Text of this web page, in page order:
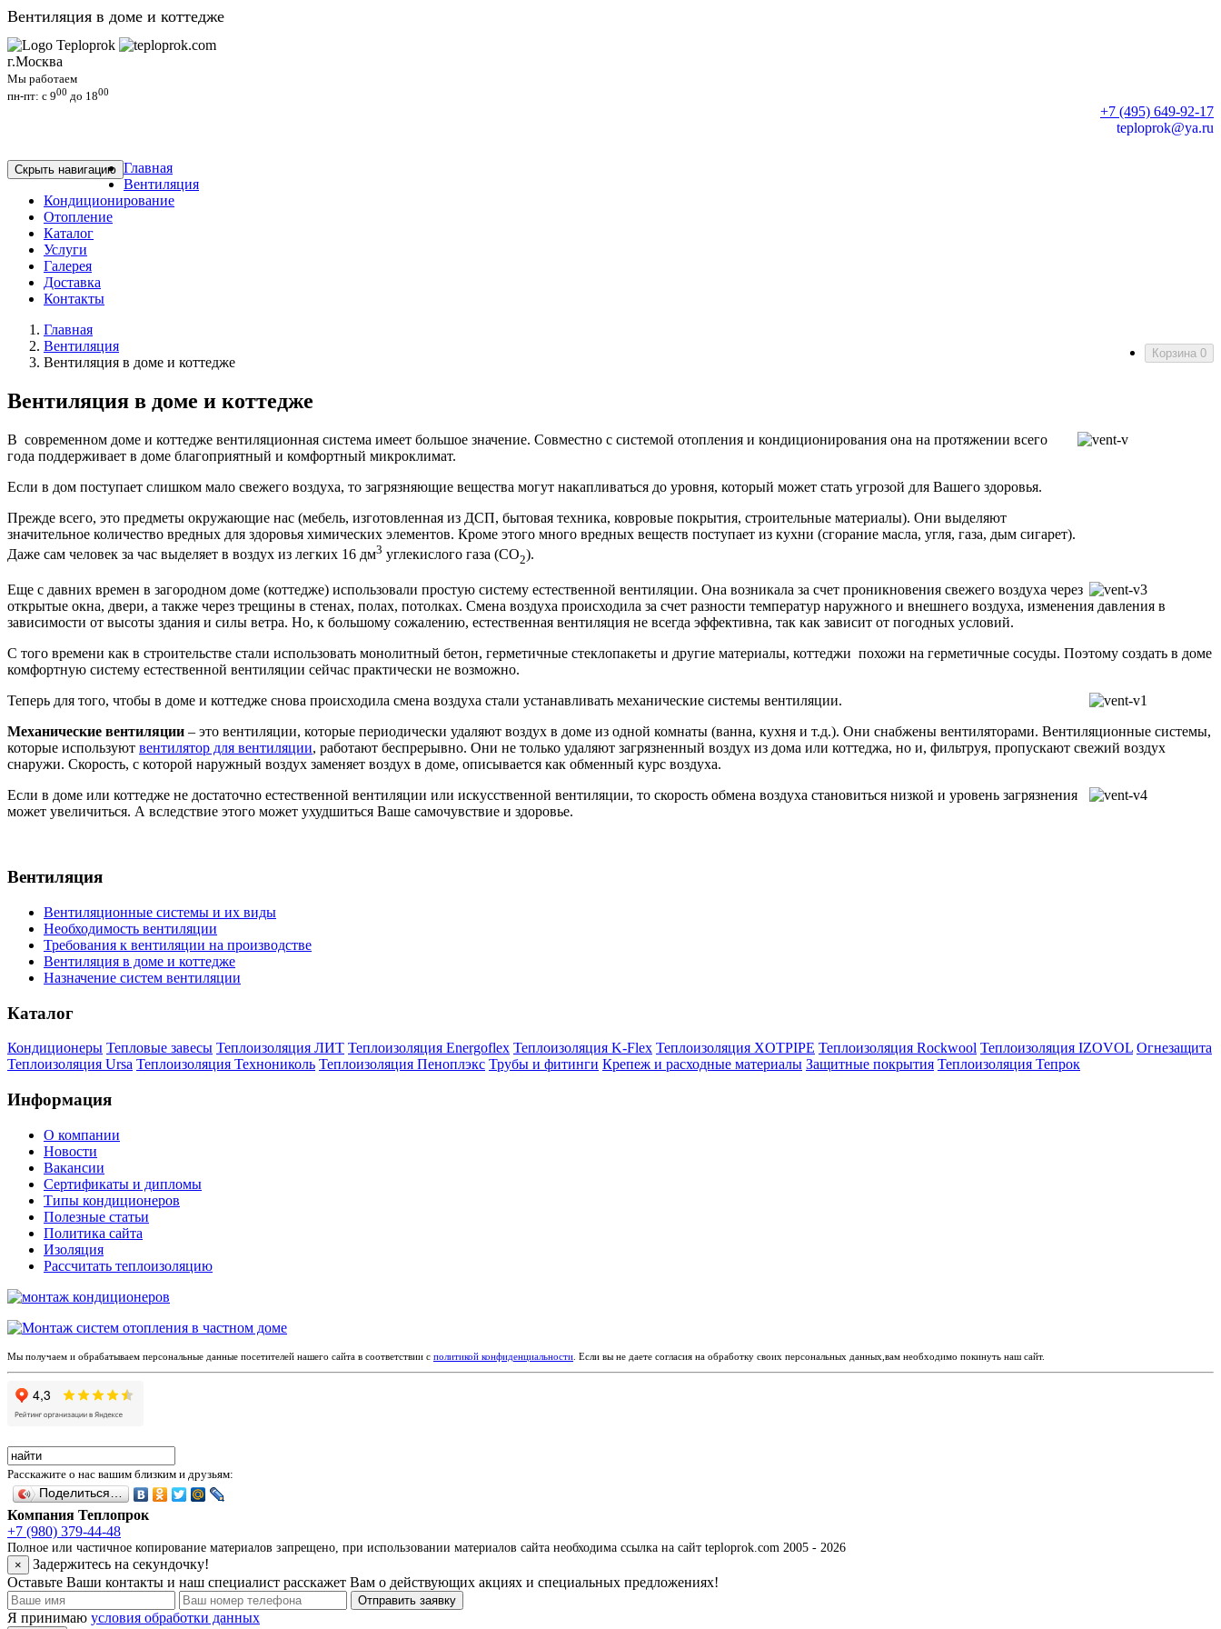
Вентиляция в доме и коттедже
г.Москва
Мы работаем
пн-пт: c 900 до 1800
+7 (495) 649-92-17
teploprok@ya.ru
Скрыть навигацию Главная
Вентиляция
Кондиционирование
Отопление
Каталог
Услуги
Галерея
Доставка
Контакты
Корзина 0
Главная
Вентиляция
Вентиляция в доме и коттедже
Вентиляция в доме и коттедже
В современном доме и коттедже вентиляционная система имеет большое значение. Совместно с системой отопления и кондиционирования она на протяжении всего
года поддерживает в доме благоприятный и комфортный микроклимат.
Если в дом поступает слишком мало свежего воздуха, то загрязняющие вещества могут накапливаться до уровня, который может стать угрозой для Вашего здоровья.
Прежде всего, это предметы окружающие нас (мебель, изготовленная из ДСП, бытовая техника, ковровые покрытия, строительные материалы). Они выделяют
значительное количество вредных для здоровья химических элементов. Кроме этого много вредных веществ поступает из кухни (сгорание масла, угля, газа, дым сигарет).
Даже сам человек за час выделяет в воздух из легких 16 дм3 углекислого газа (CO2).
Еще с давних времен в загородном доме (коттедже) использовали простую систему естественной вентиляции. Она возникала за счет проникновения свежего воздуха через
открытые окна, двери, а также через трещины в стенах, полах, потолках. Смена воздуха происходила за счет разности температур наружного и внешнего воздуха, изменения давления в
зависимости от высоты здания и силы ветра. Но, к большому сожалению, естественная вентиляция не всегда эффективна, так как зависит от погодных условий.
С того времени как в строительстве стали использовать монолитный бетон, герметичные стеклопакеты и другие материалы, коттеджи похожи на герметичные сосуды. Поэтому создать в доме
комфортную систему естественной вентиляции сейчас практически не возможно.
Теперь для того, чтобы в доме и коттедже снова происходила смена воздуха стали устанавливать механические системы вентиляции.
Механические вентиляции – это вентиляции, которые периодически удаляют воздух в доме из одной комнаты (ванна, кухня и т.д.). Они снабжены вентиляторами. Вентиляционные системы,
которые используют вентилятор для вентиляции, работают беспрерывно. Они не только удаляют загрязненный воздух из дома или коттеджа, но и, фильтруя, пропускают свежий воздух
снаружи. Скорость, с которой наружный воздух заменяет воздух в доме, описывается как обменный курс воздуха.
Если в доме или коттедже не достаточно естественной вентиляции или искусственной вентиляции, то скорость обмена воздуха становиться низкой и уровень загрязнения
может увеличиться. А вследствие этого может ухудшиться Ваше самочувствие и здоровье.
Вентиляция
Вентиляционные системы и их виды
Необходимость вентиляции
Требования к вентиляции на производстве
Вентиляция в доме и коттедже
Назначение систем вентиляции
Каталог
Кондиционеры Тепловые завесы Теплоизоляция ЛИТ Теплоизоляция Energoflex Теплоизоляция K-Flex Теплоизоляция XOTPIPE Теплоизоляция Rockwool Теплоизоляция IZOVOL Огнезащита
Теплоизоляция Ursa Теплоизоляция Технониколь Теплоизоляция Пеноплэкс Трубы и фитинги Крепеж и расходные материалы Защитные покрытия Теплоизоляция Тепрок
Информация
О компании
Новости
Вакансии
Сертификаты и дипломы
Типы кондиционеров
Полезные статьи
Политика сайта
Изоляция
Рассчитать теплоизоляцию
Мы получаем и обрабатываем персональные данные посетителей нашего сайта в соответствии с политикой конфиденциальности . Если вы не даете согласия на обработку своих персональных данных,вам необходимо покинуть наш сайт.
Расскажите о нас вашим близким и друзьям:
Поделиться…
Компания Теплопрок
+7 (980) 379-44-48
Полное или частичное копирование материалов запрещено, при использовании материалов сайта необходима ссылка на сайт teploprok.com 2005 - 2026
×
Задержитесь на секундочку!
Оставьте Ваши контакты и наш специалист расскажет Вам о действующих акциях и специальных предложениях!
Отправить заявку
Я принимаю условия обработки данных